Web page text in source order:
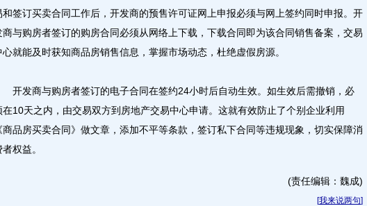
和签订买卖合同工作后，开发商的预售许可证网上申报必须与网上签约同时申报。开
商与购房者签订的购房合同必须从网络上下载，下载合同即为该合同销售备案，交易
心就能及时获知商品房销售信息，掌握市场动态，杜绝虚假房源。
发商与购房者签订的电子合同在签约24小时后自动生效。如生效后需撤销，必
在10天之内，由交易双方到房地产交易中心申请。这就有效防止了个别企业利用
商品房买卖合同》做文章，添加不平等条款，签订私下合同等违规现象，切实保障消
者权益。
(责任编辑：魏成)
[我来说两句]